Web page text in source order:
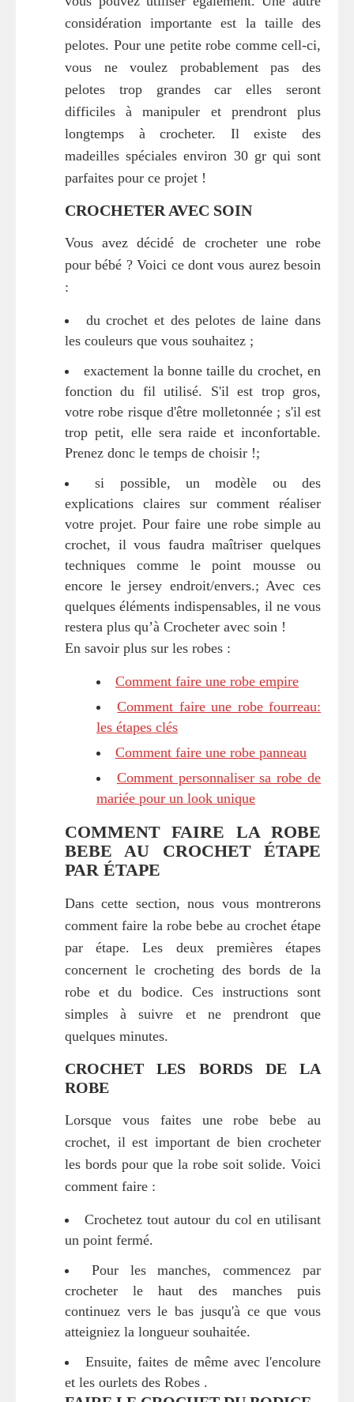
considération importante est la taille des
pelotes. Pour une petite robe comme cell-ci,
vous ne voulez probablement pas des
pelotes trop grandes car elles seront
difficiles à manipuler et prendront plus
longtemps à crocheter. Il existe des
madeilles spéciales environ 30 gr qui sont
parfaites pour ce projet !
CROCHETER AVEC SOIN
Vous avez décidé de crocheter une robe
pour bébé ? Voici ce dont vous aurez besoin
:
du crochet et des pelotes de laine dans
les couleurs que vous souhaitez ;
exactement la bonne taille du crochet, en
fonction du fil utilisé. S'il est trop gros,
votre robe risque d'être molletonnée ; s'il est
trop petit, elle sera raide et inconfortable.
Prenez donc le temps de choisir !;
si possible, un modèle ou des
explications claires sur comment réaliser
votre projet. Pour faire une robe simple au
crochet, il vous faudra maîtriser quelques
techniques comme le point mousse ou
encore le jersey endroit/envers.; Avec ces
quelques éléments indispensables, il ne vous
restera plus qu’à Crocheter avec soin !
En savoir plus sur les robes :
Comment faire une robe empire
Comment faire une robe fourreau:
les étapes clés
Comment faire une robe panneau
Comment personnaliser sa robe de
mariée pour un look unique
COMMENT FAIRE LA ROBE
BEBE AU CROCHET ÉTAPE
PAR ÉTAPE
Dans cette section, nous vous montrerons
comment faire la robe bebe au crochet étape
par étape. Les deux premières étapes
concernent le crocheting des bords de la
robe et du bodice. Ces instructions sont
simples à suivre et ne prendront que
quelques minutes.
CROCHET LES BORDS DE LA
ROBE
Lorsque vous faites une robe bebe au
crochet, il est important de bien crocheter
les bords pour que la robe soit solide. Voici
comment faire :
Crochetez tout autour du col en utilisant
un point fermé.
Pour les manches, commencez par
crocheter le haut des manches puis
continuez vers le bas jusqu'à ce que vous
atteigniez la longueur souhaitée.
Ensuite, faites de même avec l'encolure
et les ourlets des Robes .